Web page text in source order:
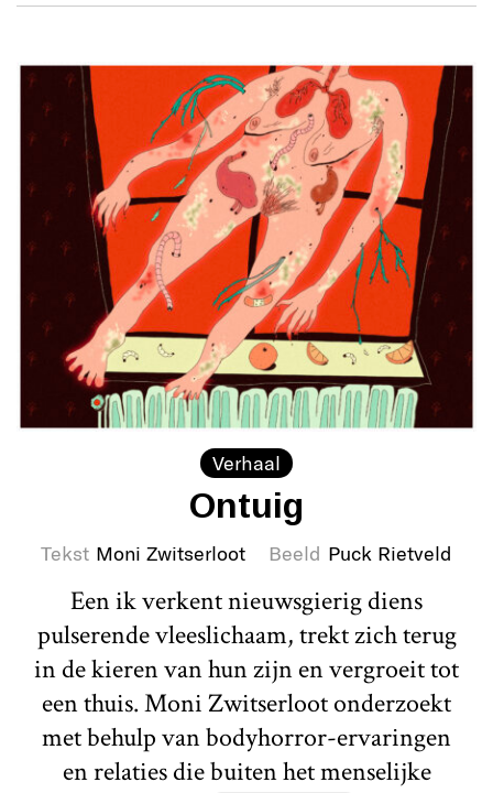
Verhaal
Ontuig
Tekst Moni Zwitserloot Beeld Puck Rietveld
Een ik verkent nieuwsgierig diens
pulserende vleeslichaam, trekt zich terug
in de kieren van hun zijn en vergroeit tot
een thuis. Moni Zwitserloot onderzoekt
met behulp van bodyhorror-ervaringen
en relaties die buiten het menselijke